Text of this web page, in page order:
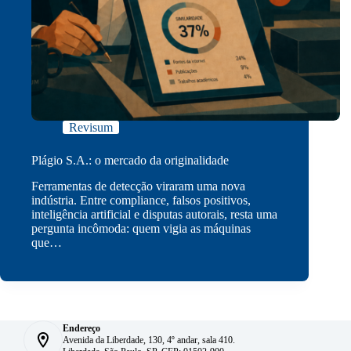
Revisum
Plágio S.A.: o mercado da originalidade
Ferramentas de detecção viraram uma nova
indústria. Entre compliance, falsos positivos,
inteligência artificial e disputas autorais, resta uma
pergunta incômoda: quem vigia as máquinas
que…
Endereço
Avenida da Liberdade, 130, 4º andar, sala 410.